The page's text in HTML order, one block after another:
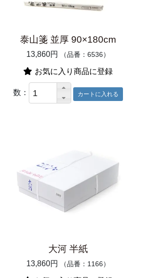
泰山箋 並厚 90×180cm
13,860円 （品番：6536）
お気に入り商品に登録
数：
大河 半紙
13,860円 （品番：1166）